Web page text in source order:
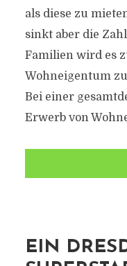
als diese zu
sinkt aber die
Familien wird es
Wohneigentum
Bei einer
Erwerb von
EIN